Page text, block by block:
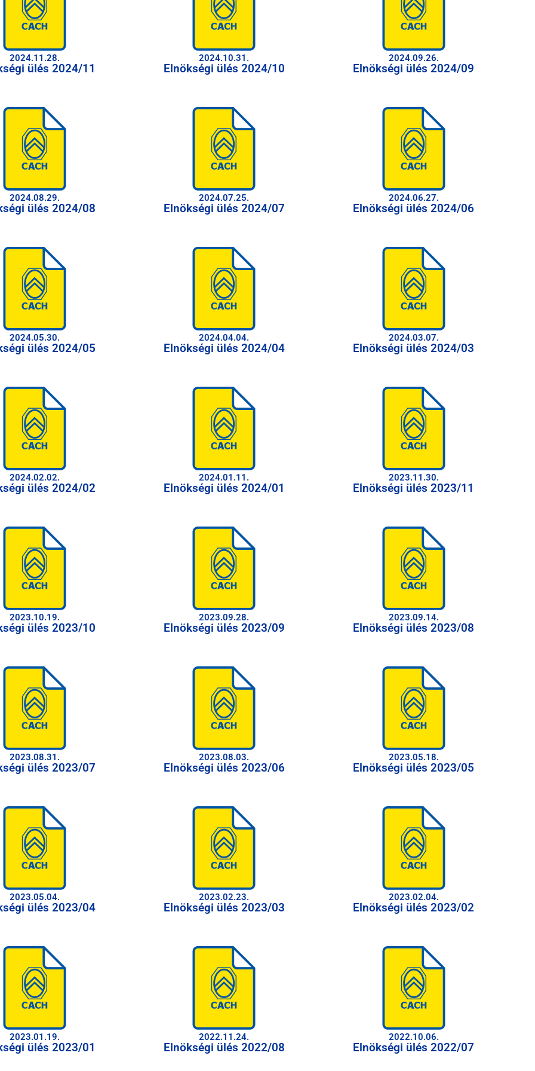
2024.11.28.
ülés 2024/11
2024.10.31.
Elnökségi ülés 2024/10
2024.09.26.
Elnökségi ülés 2024/09
2024.08.29.
ülés 2024/08
2024.07.25.
Elnökségi ülés 2024/07
2024.06.27.
Elnökségi ülés 2024/06
2024.05.30.
ülés 2024/05
2024.04.04.
Elnökségi ülés 2024/04
2024.03.07.
Elnökségi ülés 2024/03
2024.02.02.
ülés 2024/02
2024.01.11.
Elnökségi ülés 2024/01
2023.11.30.
Elnökségi ülés 2023/11
2023.10.19.
ülés 2023/10
2023.09.28.
Elnökségi ülés 2023/09
2023.09.14.
Elnökségi ülés 2023/08
2023.08.31.
ülés 2023/07
2023.08.03.
Elnökségi ülés 2023/06
2023.05.18.
Elnökségi ülés 2023/05
2023.05.04.
ülés 2023/04
2023.02.23.
Elnökségi ülés 2023/03
2023.02.04.
Elnökségi ülés 2023/02
2023.01.19.
ülés 2023/01
2022.11.24.
Elnökségi ülés 2022/08
2022.10.06.
Elnökségi ülés 2022/07